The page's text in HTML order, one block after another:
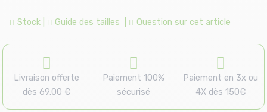
Stock Guide des tailles Question sur cet article
Livraison offerte
dès 69.00 €
Paiement 100%
sécurisé
Paiement en 3x ou
4X dès 150€